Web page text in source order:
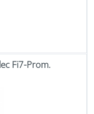
Fi7-Prom.